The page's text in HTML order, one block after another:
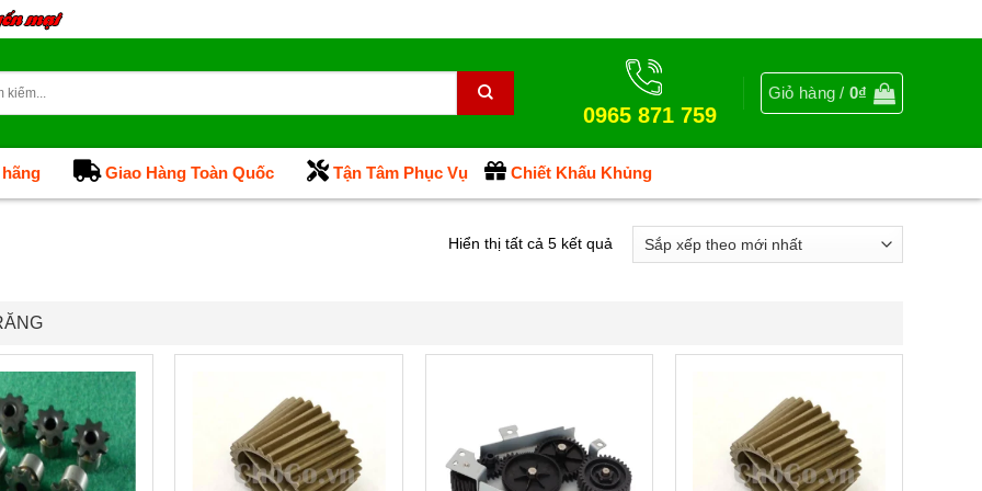
0965 871 759
Giỏ hàng /0₫
Chiết Khấu Khủng
Giao Hàng Toàn Quốc Tận Tâm Phục Vụ
Hiển thị tất cả 5 kết quảĐã
sắp